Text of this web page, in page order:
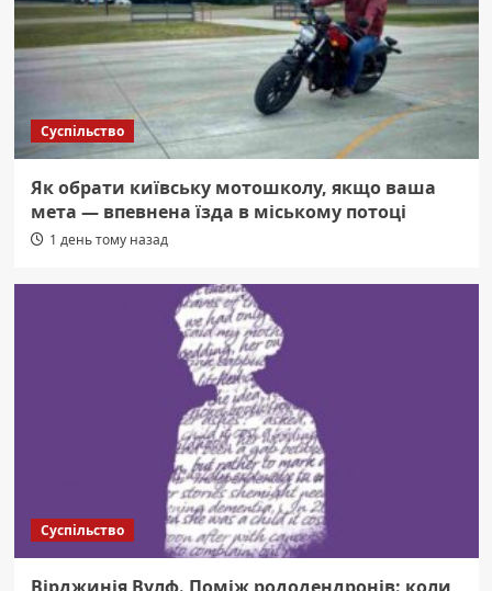
Суспільство
Як обрати київську мотошколу, якщо ваша
мета — впевнена їзда в міському потоці
1 день тому назад
Суспільство